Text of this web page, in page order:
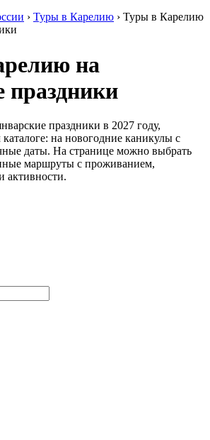
› Туры в Карелию › Туры в Карелию
на
праздники
праздники в 2027 году,
на новогодние каникулы с
даты. На странице можно выбрать
маршруты с проживанием,
активности.